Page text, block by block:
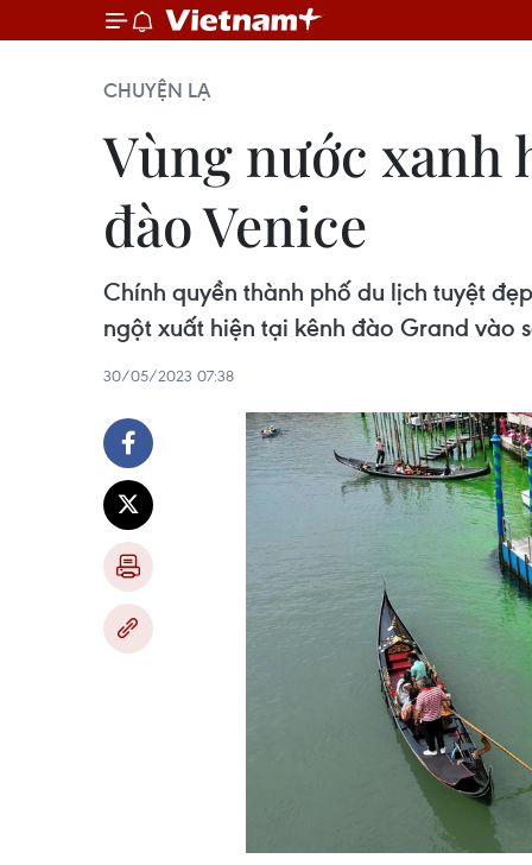
CHUYỆN LẠ
Vùng nước xanh
đào Venice
Chính quyền thành phố du lịch tuyệt
ngột xuất hiện tại kênh đào Grand vào
30/05/2023 07:38